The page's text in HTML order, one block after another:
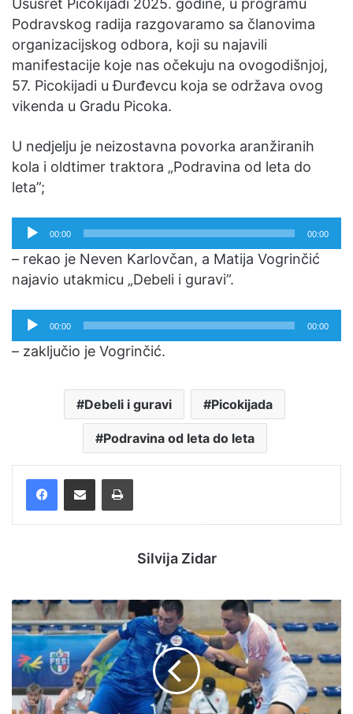
Podravskog radija razgovaramo sa članovima
organizacijskog odbora, koji su najavili
manifestacije koje nas očekuju na ovogodišnjoj,
57. Picokijadi u Đurđevcu koja se održava ovog
vikenda u Gradu Picoka.
U nedjelju je neizostavna povorka aranžiranih
kola i oldtimer traktora „Podravina od leta do
leta”;
Reproduktor
audiozapisa
00:00 00:00
– rekao je Neven Karlovčan, a Matija Vogrinčić
najavio utakmicu „Debeli i guravi”.
Reproduktor
audiozapisa
00:00 00:00
– zaključio je Vogrinčić.
Debeli i guravi Picokijada
Podravina od leta do leta
Silvija Zidar